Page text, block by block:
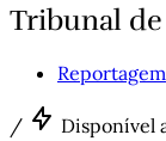
Tribunal
Reportagem
/ Disponível